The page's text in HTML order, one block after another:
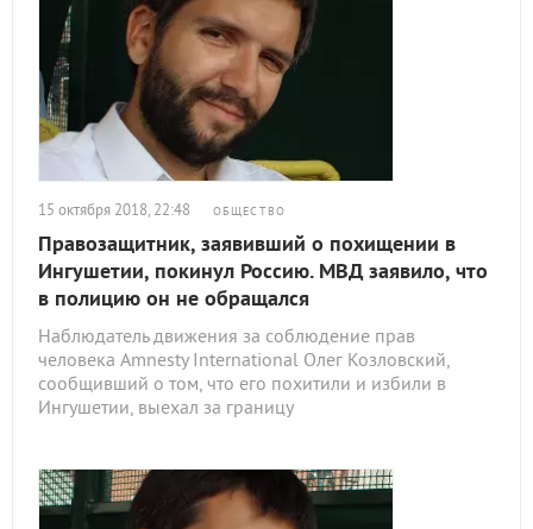
15 октября 2018, 22:48 ОБЩЕСТВО
Правозащитник, заявивший о похищении в
Ингушетии, покинул Россию. МВД заявило, что
в полицию он не обращался
Наблюдатель движения за соблюдение прав
человека Amnesty International Олег Козловский,
сообщивший о том, что его похитили и избили в
Ингушетии, выехал за границу